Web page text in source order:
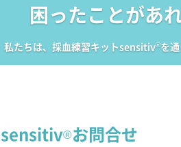
困ったことがあ
私たちは、採血練習キットsensitiv®を
sensitiv®お問合せ